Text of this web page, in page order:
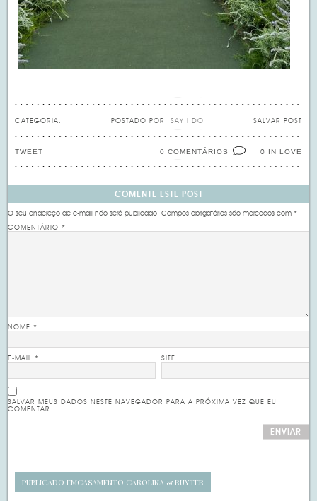
CATEGORIA: SALVAR POST
POSTADO POR: SAY I DO
0 IN LOVE
0 COMENTÁRIOS
TWEET
COMENTE ESTE POST
O seu endereço de e-mail não será publicado. Campos obrigatórios são marcados com*
COMENTÁRIO*
NOME*
E-MAIL* SITE
SALVAR MEUS DADOS NESTE NAVEGADOR PARA A PRÓXIMA VEZ QUE EU
COMENTAR.
PUBLICADO EMCASAMENTO CAROLINA & RUYTER